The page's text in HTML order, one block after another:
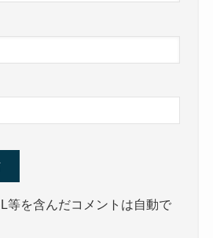
等を含んだコメントは自動で